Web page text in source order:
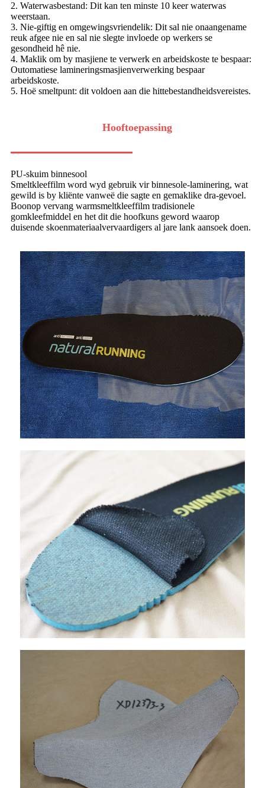
2. Waterwasbestand: Dit kan ten minste 10 keer waterwas
weerstaan.
3. Nie-giftig en omgewingsvriendelik: Dit sal nie onaangename
reuk afgee nie en sal nie slegte invloede op werkers se
gesondheid hê nie.
4. Maklik om by masjiene te verwerk en arbeidskoste te bespaar:
Outomatiese lamineringsmasjienverwerking bespaar
arbeidskoste.
5. Hoë smeltpunt: dit voldoen aan die hittebestandheidsvereistes.
Hooftoepassing
PU-skuim binnesool
Smeltkleeffilm word wyd gebruik vir binnesole-laminering, wat
gewild is by kliënte vanweë die sagte en gemaklike dra-gevoel.
Boonop vervang warmsmeltkleeffilm tradisionele
gomkleefmiddel en het dit die hoofkuns geword waarop
duisende skoenmateriaalvervaardigers al jare lank aansoek doen.